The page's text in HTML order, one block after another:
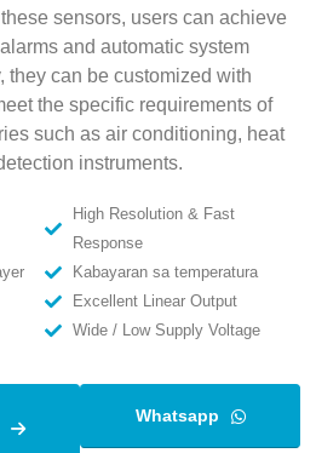
sensors, users can achieve
and automatic system
they can be customized with
the specific requirements of
such as air conditioning, heat
instruments.
High Resolution & Fast
Response
Kabayaran sa temperatura
Excellent Linear Output
Wide / Low Supply Voltage
Whatsapp